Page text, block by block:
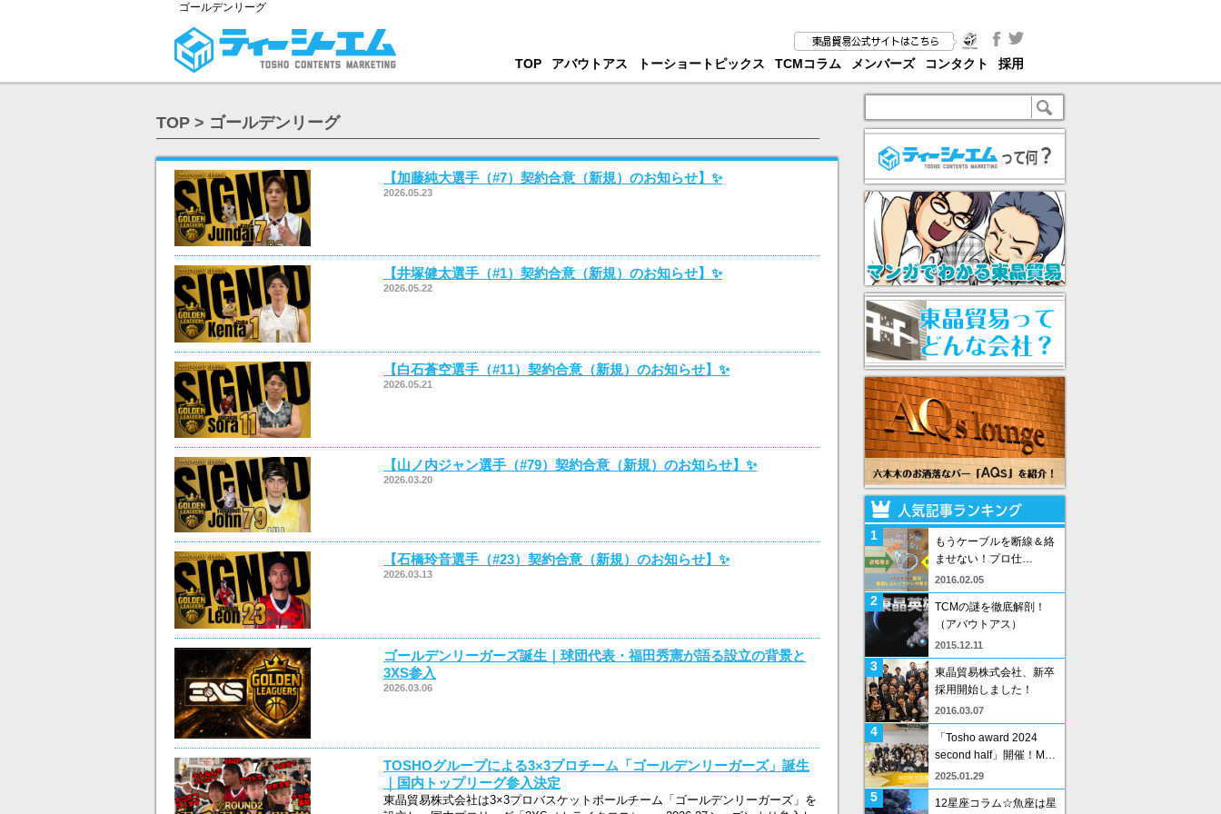
ゴールデンリーグ
TOP アバウトアス トーショートピックス TCMコラム メンバーズ コンタクト 採用
TOP > ゴールデンリーグ
【加藤純大選手（#7）契約合意（新規）のお知らせ】✨
2026.05.23
【井塚健太選手（#1）契約合意（新規）のお知らせ】✨
2026.05.22
【白石蒼空選手（#11）契約合意（新規）のお知らせ】✨
2026.05.21
【山ノ内ジャン選手（#79）契約合意（新規）のお知らせ】✨
2026.03.20
【石橋玲音選手（#23）契約合意（新規）のお知らせ】✨
2026.03.13
ゴールデンリーガーズ誕生｜球団代表・福田秀憲が語る設立の背景と
3XS参入
2026.03.06
TOSHOグループによる3×3プロチーム「ゴールデンリーガーズ」誕生
｜国内トップリーグ参入決定
東晶貿易株式会社は3×3プロバスケットボールチーム「ゴールデンリーガーズ」を
1
もうケーブルを断線＆絡
ませない！プロ仕…
2016.02.05
2
TCMの謎を徹底解剖！
（アバウトアス）
2015.12.11
3
東晶貿易株式会社、新卒
採用開始しました！
2016.03.07
4
「Tosho award 2024
second half」開催！M…
2025.01.29
5 12星座コラム☆魚座は星